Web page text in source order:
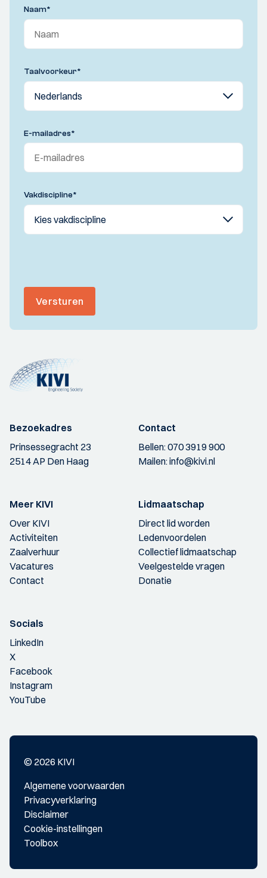
Naam*
Taalvoorkeur*
E-mailadres*
Vakdiscipline*
Versturen
Bezoekadres
Prinsessegracht 23
2514 AP Den Haag
Contact
Bellen:070 3919 900
Mailen:info@kivi.nl
Meer KIVI
Over KIVI
Activiteiten
Zaalverhuur
Vacatures
Contact
Lidmaatschap
Direct lid worden
Ledenvoordelen
Collectief lidmaatschap
Veelgestelde vragen
Donatie
Socials
LinkedIn
X
Facebook
Instagram
YouTube
© 2026 KIVI
Algemene voorwaarden
Privacyverklaring
Disclaimer
Cookie-instellingen
Toolbox